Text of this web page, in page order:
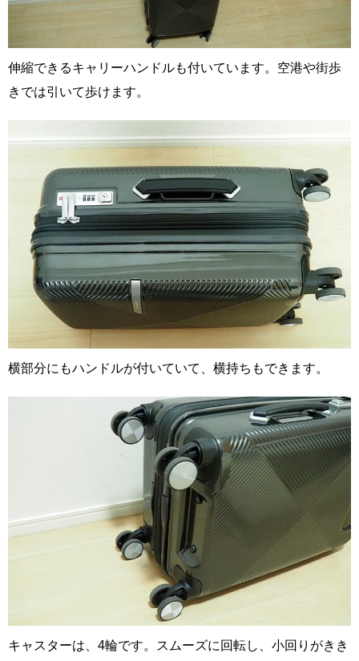
伸縮できるキャリーハンドルも付いています。空港や街歩
きでは引いて歩けます。
横部分にもハンドルが付いていて、横持ちもできます。
キャスターは、4輪です。スムーズに回転し、小回りがきき